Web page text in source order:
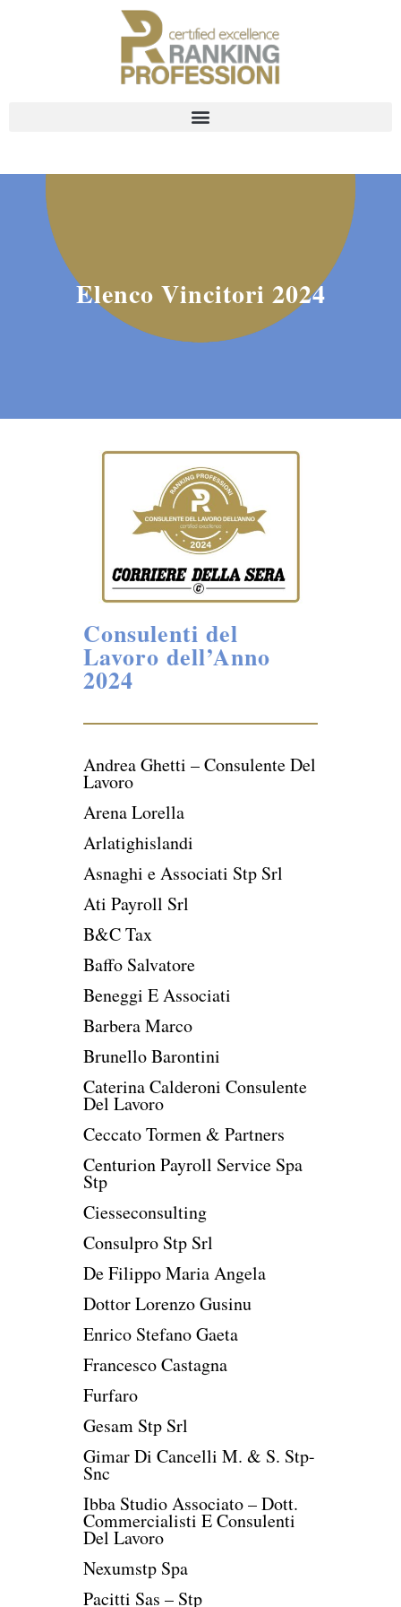
Elenco Vincitori 2024
Consulenti del
Lavoro dell’Anno
2024
Andrea Ghetti – Consulente Del
Lavoro
Arena Lorella
Arlatighislandi
Asnaghi e Associati Stp Srl
Ati Payroll Srl
B&C Tax
Baffo Salvatore
Beneggi E Associati
Barbera Marco
Brunello Barontini
Caterina Calderoni Consulente
Del Lavoro
Ceccato Tormen & Partners
Centurion Payroll Service Spa
Stp
Ciesseconsulting
Consulpro Stp Srl
De Filippo Maria Angela
Dottor Lorenzo Gusinu
Enrico Stefano Gaeta
Francesco Castagna
Furfaro
Gesam Stp Srl
Gimar Di Cancelli M. & S. Stp-
Snc
Ibba Studio Associato – Dott.
Commercialisti E Consulenti
Del Lavoro
Nexumstp Spa
Pacitti Sas – Stp